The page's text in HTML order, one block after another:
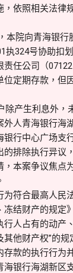
，依照相关法律
本院向青海银
执324号协助扣
任公司（
位定期存款，但
除产生利息外
外人青海银行海
银行中心广场支
的排除执行异议
，本案争议焦点
为符合最高人民
结财产的规定
行人占有的动产
他财产权”的
存款的执行行为
海银行海湖新区